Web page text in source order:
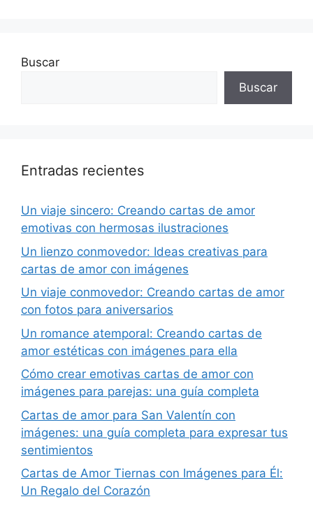
Buscar
Buscar
Entradas recientes
Un viaje sincero: Creando cartas de amor
emotivas con hermosas ilustraciones
Un lienzo conmovedor: Ideas creativas para
cartas de amor con imágenes
Un viaje conmovedor: Creando cartas de amor
con fotos para aniversarios
Un romance atemporal: Creando cartas de
amor estéticas con imágenes para ella
Cómo crear emotivas cartas de amor con
imágenes para parejas: una guía completa
Cartas de amor para San Valentín con
imágenes: una guía completa para expresar tus
sentimientos
Cartas de Amor Tiernas con Imágenes para Él:
Un Regalo del Corazón